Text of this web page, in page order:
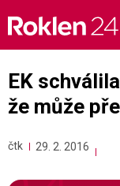
content
EK
že může
čtk 29. 2. 2016